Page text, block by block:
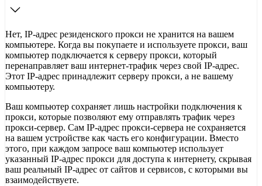
Нет, IP-адрес резиденского прокси не хранится на вашем
компьютере. Когда вы покупаете и используете прокси, ваш
компьютер подключается к серверу прокси, который
перенаправляет ваш интернет-трафик через свой IP-адрес.
Этот IP-адрес принадлежит серверу прокси, а не вашему
компьютеру.
Ваш компьютер сохраняет лишь настройки подключения к
прокси, которые позволяют ему отправлять трафик через
прокси-сервер. Сам IP-адрес прокси-сервера не сохраняется
на вашем устройстве как часть его конфигурации. Вместо
этого, при каждом запросе ваш компьютер использует
указанный IP-адрес прокси для доступа к интернету, скрывая
ваш реальный IP-адрес от сайтов и сервисов, с которыми вы
взаимодействуете.